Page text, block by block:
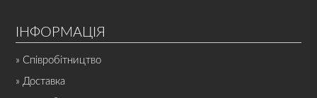
ІНФОРМАЦІЯ
» Співробітництво
» Доставка